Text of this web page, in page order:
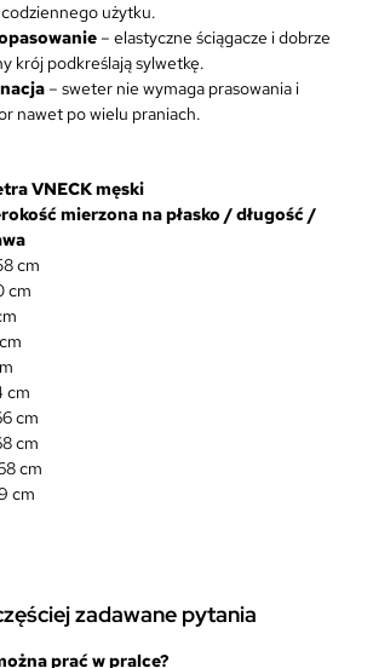
użytku.
– elastyczne ściągacze i dobrze
krój podkreślają sylwetkę.
– sweter nie wymaga prasowania i
nawet po wielu praniach.
VNECKmęski
mierzona na płasko / długość /
cm
cm
cm
cm
cm
cm
cm
zadawane pytania
prać w pralce?